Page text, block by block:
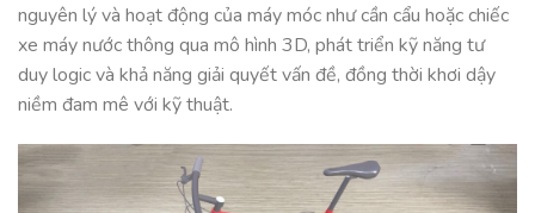
nguyên lý và hoạt động của máy móc như cần cẩu hoặc chiếc
xe máy nước thông qua mô hình 3D, phát triển kỹ năng tư
duy logic và khả năng giải quyết vấn đề, đồng thời khơi dậy
niềm đam mê với kỹ thuật.